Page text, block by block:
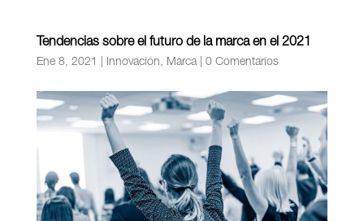
Tendencias sobre el futuro de la marca en el 2021
Ene 8, 2021 Innovación, Marca| 0 Comentarios